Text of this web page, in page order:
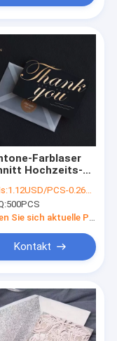
Farblaser
Hochzeits-
1.12USD/PCS-0.26USD/PCS
500PCS
Kontakt